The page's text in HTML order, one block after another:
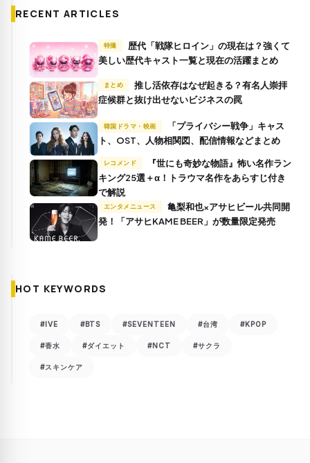
RECENT ARTICLES
特撮
美しい歴代キャスト一覧と現在の活躍まとめ
まとめ
推し活依存はなぜ起きる？有名人崇拝
症候群と抜け出せないビジネスの罠
韓国ドラマ・映画
ト、OST、人物相関図、配信情報などまとめ
レコメンド
キング25選＋α！トラウマ名作をあらすじ付き
で解説
エンタメニュース
発！「アサヒKAME BEER」が数量限定発売
HOT KEYWORDS
#IVE #BTS #SEVENTEEN #台湾 #KPOP
#香水 #ダイエット #NCT #サクラ
#スキンケア